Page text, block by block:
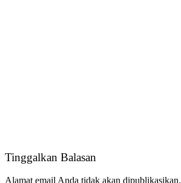
Tinggalkan Balasan
Alamat email Anda tidak akan dipublikasikan.